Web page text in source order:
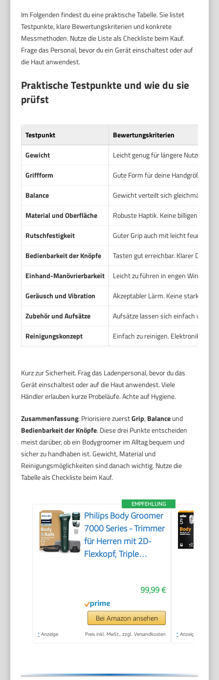
Im Folgenden findest du eine praktische Tabelle. Sie listet
Testpunkte, klare Bewertungskriterien und konkrete
Messmethoden. Nutze die Liste als Checkliste beim Kauf.
Frage das Personal, bevor du ein Gerät einschaltest oder auf
die Haut anwendest.
Praktische Testpunkte und wie du sie
prüfst
Testpunkt
Bewertungskriterien
Gewicht
Leicht genug für längere Nutzung.
Griffform
Gute Form für deine Handgröße.
Balance
Gewicht verteilt sich gleichmäßig.
Material und Oberfläche
Robuste Haptik. Keine billigen
Rutschfestigkeit
Guter Grip auch mit leicht feuchten
Bedienbarkeit der Knöpfe
Tasten gut erreichbar. Klarer
Einhand-Manövrierbarkeit
Leicht zu führen in engen Winkeln.
Geräusch und Vibration
Akzeptabler Lärm. Keine starke
Zubehör und Aufsätze
Aufsätze lassen sich einfach
Reinigungskonzept
Einfach zu reinigen. Elektronik
Kurz zur Sicherheit. Frag das Ladenpersonal, bevor du das
Gerät einschaltest oder auf die Haut anwendest. Viele
Händler erlauben kurze Probeläufe. Achte auf Hygiene.
Zusammenfassung: Priorisiere zuerstGrip, Balanceund
Bedienbarkeit der Knöpfe. Diese drei Punkte entscheiden
meist darüber, ob ein Bodygroomer im Alltag bequem und
sicher zu handhaben ist. Gewicht, Material und
Reinigungsmöglichkeiten sind danach wichtig. Nutze die
Tabelle als Checkliste beim Kauf.
EMPFEHLUNG
Philips Body Groomer
7000 Series - Trimmer
für Herren mit 2D-
Flexkopf, Triple
Köpfen, Intimate Trim
& Shave, 100%
duschfest, 120 Min.
Laufzeit, Modell
99,99 €
Bei Amazon ansehen
* Anzeige Preis inkl. MwSt., zzgl. Versandkosten * Anzeige